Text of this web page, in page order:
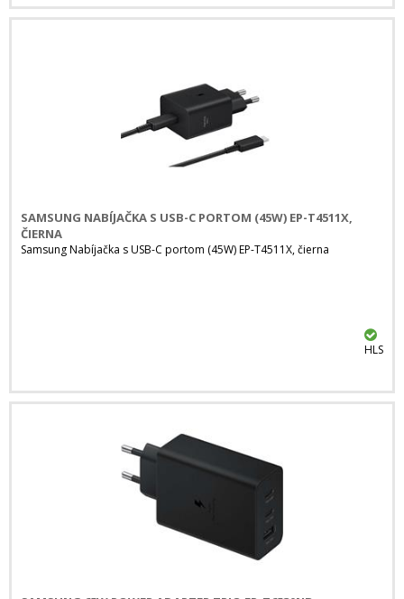
SAMSUNG NABÍJAČKA S USB-C PORTOM (45W) EP-T4511X,
ČIERNA
Samsung Nabíjačka s USB-C portom (45W) EP-T4511X, čierna
HLS